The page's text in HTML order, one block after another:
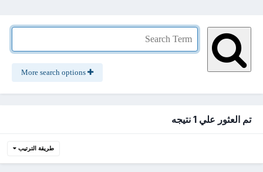
تم العثور علي 1 نتيجه
طريقة الترتيب